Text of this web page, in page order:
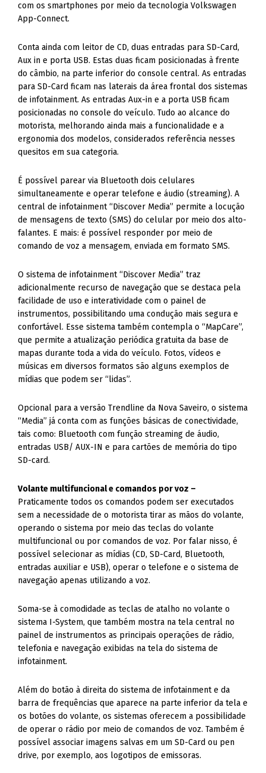
com os smartphones por meio da tecnologia Volkswagen
App-Connect.
Conta ainda com leitor de CD, duas entradas para SD-Card,
Aux in e porta USB. Estas duas ficam posicionadas à frente
do câmbio, na parte inferior do console central. As entradas
para SD-Card ficam nas laterais da área frontal dos sistemas
de infotainment. As entradas Aux-in e a porta USB ficam
posicionadas no console do veículo. Tudo ao alcance do
motorista, melhorando ainda mais a funcionalidade e a
ergonomia dos modelos, considerados referência nesses
quesitos em sua categoria.
É possível parear via Bluetooth dois celulares
simultaneamente e operar telefone e áudio (streaming). A
central de infotainment “Discover Media” permite a locução
de mensagens de texto (SMS) do celular por meio dos alto-
falantes. E mais: é possível responder por meio de
comando de voz a mensagem, enviada em formato SMS.
O sistema de infotainment “Discover Media” traz
adicionalmente recurso de navegação que se destaca pela
facilidade de uso e interatividade com o painel de
instrumentos, possibilitando uma condução mais segura e
confortável. Esse sistema também contempla o “MapCare”,
que permite a atualização periódica gratuita da base de
mapas durante toda a vida do veículo. Fotos, vídeos e
músicas em diversos formatos são alguns exemplos de
mídias que podem ser “lidas”.
Opcional para a versão Trendline da Nova Saveiro, o sistema
“Media” já conta com as funções básicas de conectividade,
tais como: Bluetooth com função streaming de áudio,
entradas USB/ AUX-IN e para cartões de memória do tipo
SD-card.
Volante multifuncional e comandos por voz –
Praticamente todos os comandos podem ser executados
sem a necessidade de o motorista tirar as mãos do volante,
operando o sistema por meio das teclas do volante
multifuncional ou por comandos de voz. Por falar nisso, é
possível selecionar as mídias (CD, SD-Card, Bluetooth,
entradas auxiliar e USB), operar o telefone e o sistema de
navegação apenas utilizando a voz.
Soma-se à comodidade as teclas de atalho no volante o
sistema I-System, que também mostra na tela central no
painel de instrumentos as principais operações de rádio,
telefonia e navegação exibidas na tela do sistema de
infotainment.
Além do botão à direita do sistema de infotainment e da
barra de frequências que aparece na parte inferior da tela e
os botões do volante, os sistemas oferecem a possibilidade
de operar o rádio por meio de comandos de voz. Também é
possível associar imagens salvas em um SD-Card ou pen
drive, por exemplo, aos logotipos de emissoras.